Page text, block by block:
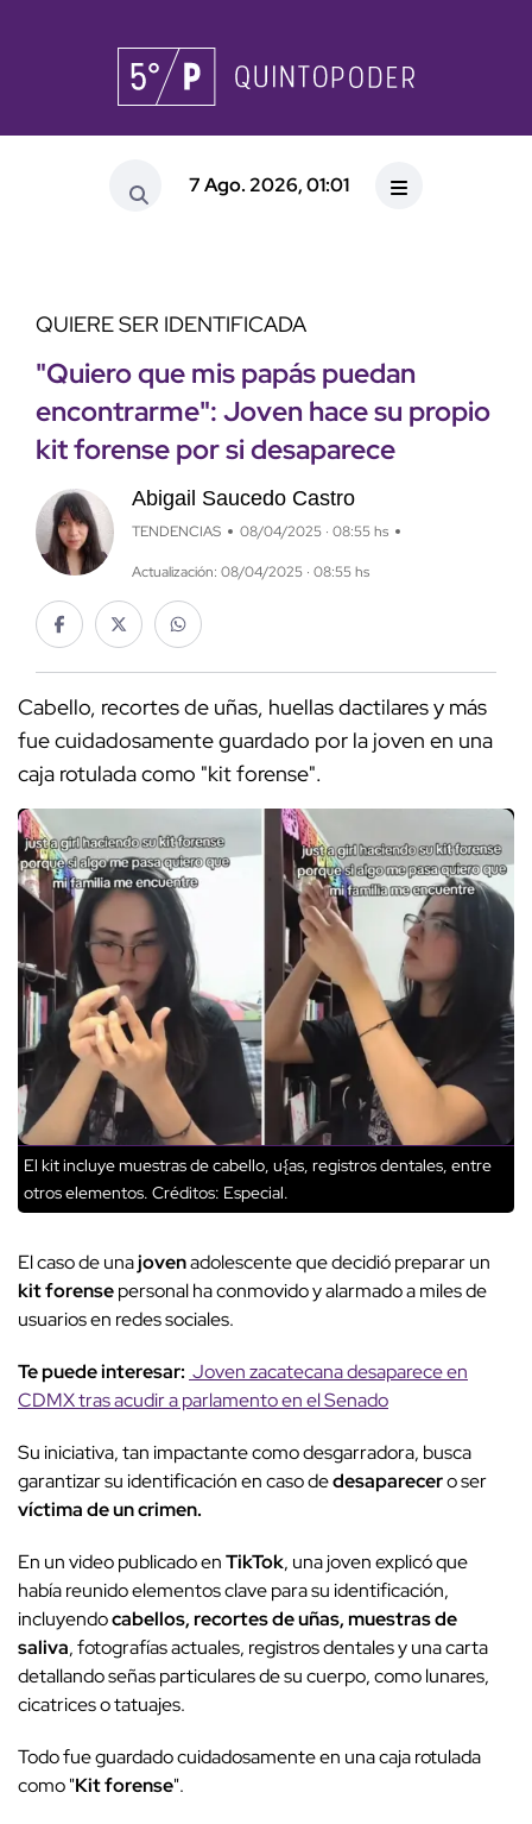
7 Ago. 2026, 01:01
QUIERE SER IDENTIFICADA
"Quiero que mis papás puedan
encontrarme": Joven hace su propio
kit forense por si desaparece
Abigail Saucedo Castro
TENDENCIAS 08/04/2025 · 08:55 hs
Actualización: 08/04/2025 · 08:55 hs
Cabello, recortes de uñas, huellas dactilares y más
fue cuidadosamente guardado por la joven en una
caja rotulada como "kit forense".
El kit incluye muestras de cabello, u{as, registros dentales, entre
otros elementos. Créditos: Especial.
El caso de unajovenadolescente que decidió preparar un
kit forensepersonal ha conmovido y alarmado a miles de
usuarios en redes sociales.
Te puede interesar: Joven zacatecana desaparece en
CDMX tras acudir a parlamento en el Senado
Su iniciativa, tan impactante como desgarradora, busca
garantizar su identificación en caso dedesaparecero ser
víctima de un crimen.
En un video publicado enTikTok, una joven explicó que
había reunido elementos clave para su identificación,
incluyendocabellos, recortes de uñas, muestras de
saliva, fotografías actuales, registros dentales y una carta
detallando señas particulares de su cuerpo, como lunares,
cicatrices o tatuajes.
Todo fue guardado cuidadosamente en una caja rotulada
como "Kit forense".